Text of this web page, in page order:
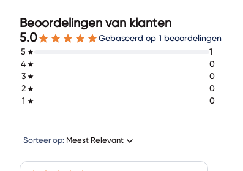
Beoordelingen van klanten
5.0
Gebaseerd op 1 beoordelingen
5
1
4
0
3
0
2
0
1
0
Sorteer op: Meest Relevant